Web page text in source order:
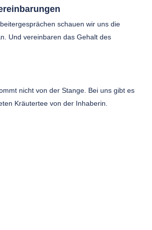
schauen wir uns die
Und vereinbaren das Gehalt des
nicht von der Stange. Bei uns gibt es
Kräutertee von der Inhaberin.